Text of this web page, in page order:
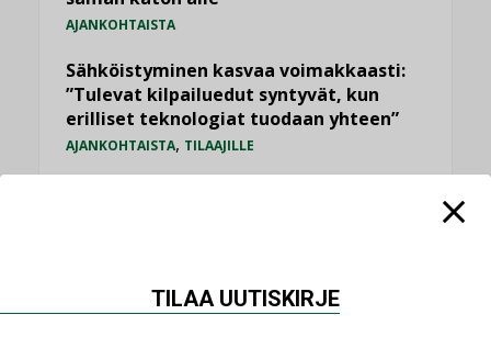
AJANKOHTAISTA
Sähköistyminen kasvaa voimakkaasti:
”Tulevat kilpailuedut syntyvät, kun
erilliset teknologiat tuodaan yhteen”
AJANKOHTAISTA, TILAAJILLE
vakiinnuttavat asemansa taloyhtiöissä
LEHDEN ARTIKKELIT,TILAAJILLE
TILAA UUTISKIRJE